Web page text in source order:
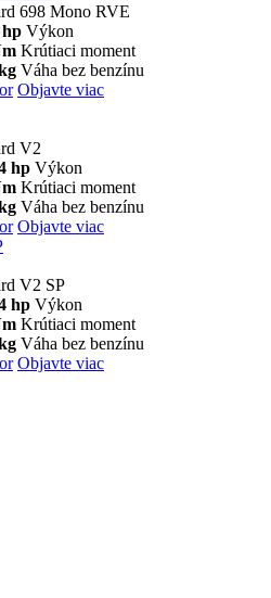
698 Mono RVE
hp Výkon
Krútiaci moment
Váha bez benzínu
Objavte viac
V2
hp Výkon
Krútiaci moment
Váha bez benzínu
Objavte viac
V2 SP
hp Výkon
Krútiaci moment
Váha bez benzínu
Objavte viac